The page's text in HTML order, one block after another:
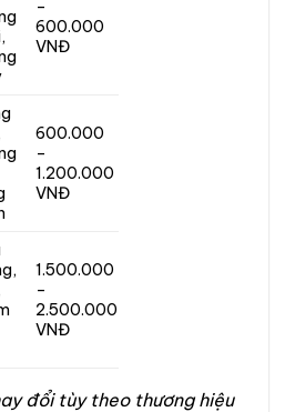
–
600.000
VNĐ
600.000
–
1.200.000
VNĐ
1.500.000
–
2.500.000
VNĐ
đổi tùy theo thương hiệu